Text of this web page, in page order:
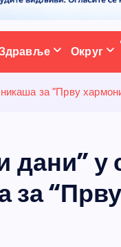
Округ
за “Прву
у
за “Прву